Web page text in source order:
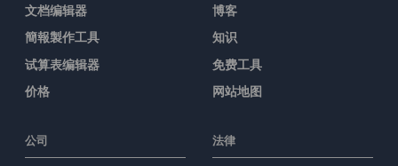
文档编辑器
簡報製作工具
试算表编辑器
价格
博客
知识
免费工具
网站地图
公司 法律